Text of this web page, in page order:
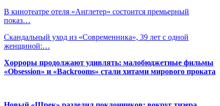
В кинотеатре отеля «Англетер» состоится премьерный
показ…
Скандальный уход из «Современника», 39 лет с одной
женщиной:…
Хорроры продолжают удивлять: малобюджетные фильмы
«Obsession» и «Backrooms» стали хитами мирового проката